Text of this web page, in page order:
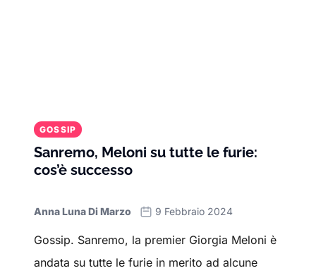
GOSSIP
Sanremo, Meloni su tutte le furie:
cos’è successo
Anna Luna Di Marzo 9 Febbraio 2024
Gossip. Sanremo, la premier Giorgia Meloni è
andata su tutte le furie in merito ad alcune